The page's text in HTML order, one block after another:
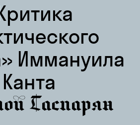
Иммануила
Канта
Гаспарян